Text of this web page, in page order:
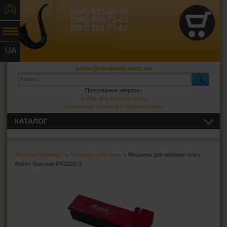
UA
(097) 083-86-66
(095) 666-72-02
(063) 191-77-67
sales@calabash.com.ua
Популярные запросы:
трубка для курения травы
стеклянные трубки для курения травы
Магазин Калабаш > Машинки для гильз > Машинка для набивки гильз
Atomic Красная 0401101-3
КАТАЛОГ
СИГАРЫ, СИГАРИЛЛЫ И ВСЁ ДЛЯ НИХ
Фильтры для самокруток